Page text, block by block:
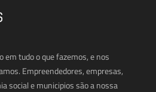
em tudo o que fazemos, e nos
Empreendedores, empresas,
social e municipios são a nossa